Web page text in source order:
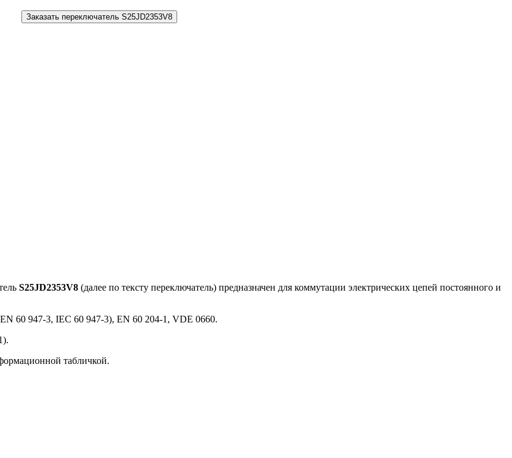
S25JD2353V8 (далее по тексту переключатель) предназначен для коммутации электрических цепей постоянного и
60 947-3, IEC 60 947-3), EN 60 204-1, VDE 0660.
табличкой.